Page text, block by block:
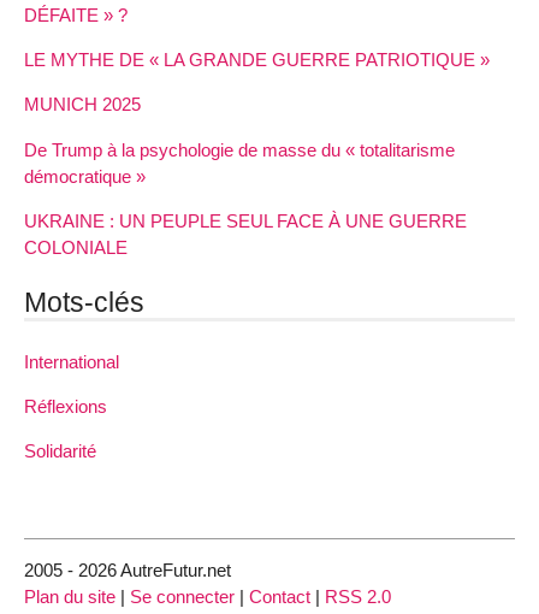
DÉFAITE » ?
LE MYTHE DE « LA GRANDE GUERRE PATRIOTIQUE »
MUNICH 2025
De Trump à la psychologie de masse du « totalitarisme
démocratique »
UKRAINE : UN PEUPLE SEUL FACE À UNE GUERRE
COLONIALE
Mots-clés
International
Réflexions
Solidarité
2005 - 2026 AutreFutur.net
Plan du site | Se connecter | Contact | RSS 2.0